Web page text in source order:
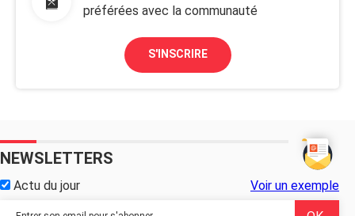
préférées avec la communauté
S'INSCRIRE
NEWSLETTERS
Actu du jour Voir un exemple